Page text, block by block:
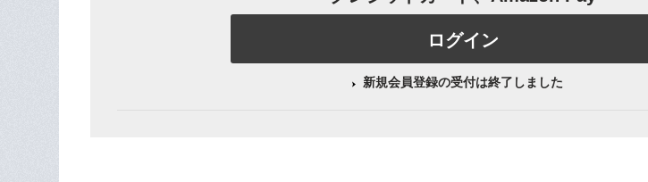
ログイン
新規会員登録の受付は終了しました